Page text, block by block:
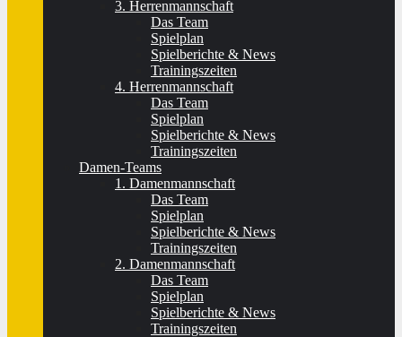
3. Herrenmannschaft
Das Team
Spielplan
Spielberichte & News
Trainingszeiten
4. Herrenmannschaft
Das Team
Spielplan
Spielberichte & News
Trainingszeiten
Damen-Teams
1. Damenmannschaft
Das Team
Spielplan
Spielberichte & News
Trainingszeiten
2. Damenmannschaft
Das Team
Spielplan
Spielberichte & News
Trainingszeiten